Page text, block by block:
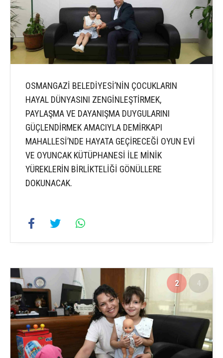
OSMANGAZİ BELEDİYESİ’NİN ÇOCUKLARIN
HAYAL DÜNYASINI ZENGİNLEŞTİRMEK,
PAYLAŞMA VE DAYANIŞMA DUYGULARINI
GÜÇLENDİRMEK AMACIYLA DEMİRKAPI
MAHALLESİ’NDE HAYATA GEÇİRECEĞİ OYUN EVİ
VE OYUNCAK KÜTÜPHANESİ İLE MİNİK
YÜREKLERİN BİRLİKTELİĞİ GÖNÜLLERE
DOKUNACAK.
2 4